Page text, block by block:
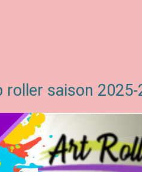
roller saison 2025-